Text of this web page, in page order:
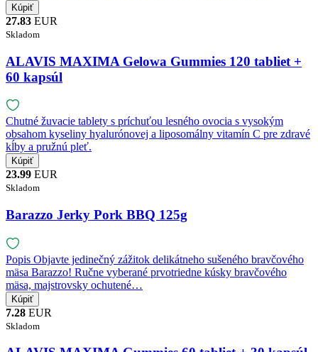
27.83 EUR
Skladom
ALAVIS MAXIMA Gelowa Gummies 120 tabliet +
60 kapsúl
Chutné žuvacie tablety s príchuťou lesného ovocia s vysokým
obsahom kyseliny hyalurónovej a liposomálny vitamín C pre zdravé
kĺby a pružnú pleť.
23.99 EUR
Skladom
Barazzo Jerky Pork BBQ 125g
Popis Objavte jedinečný zážitok delikátneho sušeného bravčového
mäsa Barazzo! Ručne vyberané prvotriedne kúsky bravčového
mäsa, majstrovsky ochutené…
7.28 EUR
Skladom